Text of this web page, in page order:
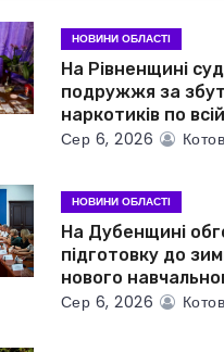
НОВИНИ ОБЛАСТІ
На Рівненщині
подружжя за збут
наркотиків по
Сер 6, 2026
НОВИНИ ОБЛАСТІ
На Дубенщині
підготовку до
нового
Сер 6, 2026